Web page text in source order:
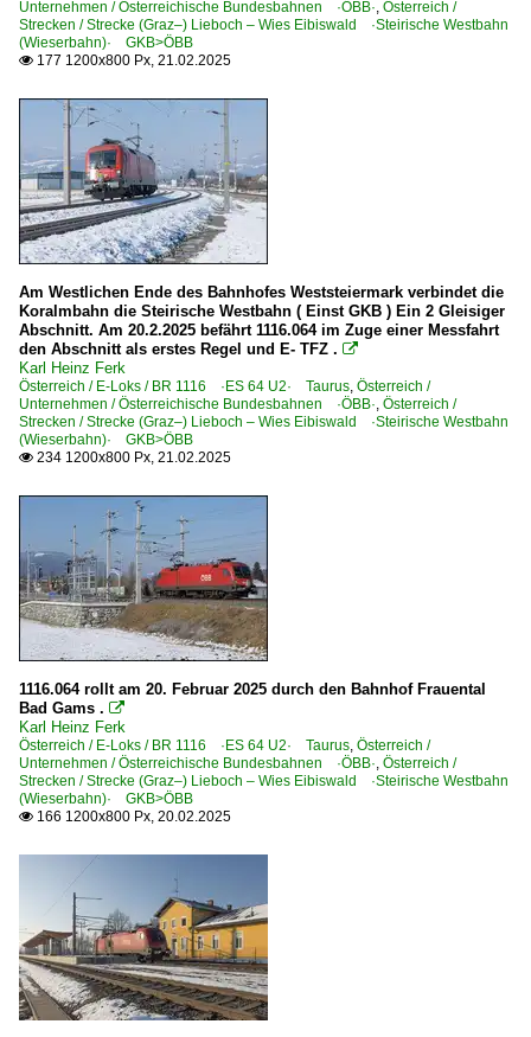
Unternehmen / Österreichische Bundesbahnen ·ÖBB·, Österreich /
Strecken / Strecke (Graz–) Lieboch – Wies Eibiswald ·Steirische Westbahn
(Wieserbahn)· GKB>ÖBB
 177 1200x800 Px, 21.02.2025
Am Westlichen Ende des Bahnhofes Weststeiermark verbindet die
Koralmbahn die Steirische Westbahn ( Einst GKB ) Ein 2 Gleisiger
Abschnitt. Am 20.2.2025 befährt 1116.064 im Zuge einer Messfahrt
den Abschnitt als erstes Regel und E- TFZ . 
Karl Heinz Ferk
Österreich / E-Loks / BR 1116 ·ES 64 U2· Taurus, Österreich /
Unternehmen / Österreichische Bundesbahnen ·ÖBB·, Österreich /
Strecken / Strecke (Graz–) Lieboch – Wies Eibiswald ·Steirische Westbahn
(Wieserbahn)· GKB>ÖBB
 234 1200x800 Px, 21.02.2025
1116.064 rollt am 20. Februar 2025 durch den Bahnhof Frauental
Bad Gams . 
Karl Heinz Ferk
Österreich / E-Loks / BR 1116 ·ES 64 U2· Taurus, Österreich /
Unternehmen / Österreichische Bundesbahnen ·ÖBB·, Österreich /
Strecken / Strecke (Graz–) Lieboch – Wies Eibiswald ·Steirische Westbahn
(Wieserbahn)· GKB>ÖBB
 166 1200x800 Px, 20.02.2025